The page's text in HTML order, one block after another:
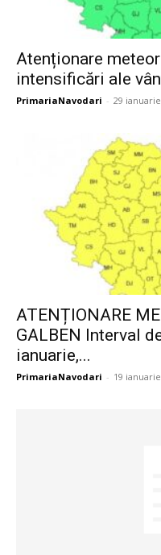
Atenționare
intensificări ale
PrimariaNavodari - 29
ATENȚIONARE
GALBEN Interval
ianuarie,...
PrimariaNavodari - 19